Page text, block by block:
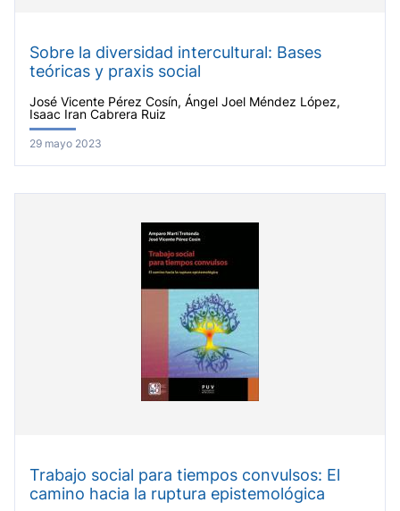
Sobre la diversidad intercultural: Bases
teóricas y praxis social
José Vicente Pérez Cosín, Ángel Joel Méndez López,
Isaac Iran Cabrera Ruiz
29 mayo 2023
Trabajo social para tiempos convulsos: El
camino hacia la ruptura epistemológica